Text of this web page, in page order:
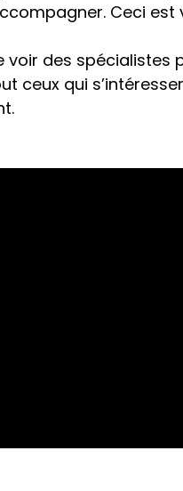
Ceci
des spécialistes
ceux qui